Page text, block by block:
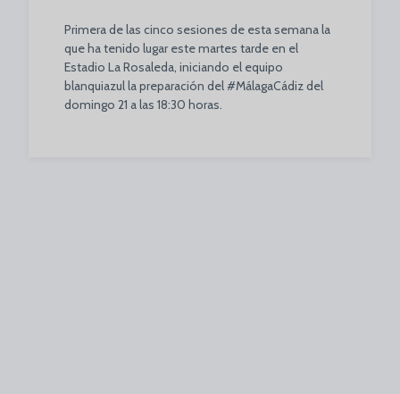
Primera de las cinco sesiones de esta semana la
que ha tenido lugar este martes tarde en el
Estadio La Rosaleda, iniciando el equipo
blanquiazul la preparación del #MálagaCádiz del
domingo 21 a las 18:30 horas.